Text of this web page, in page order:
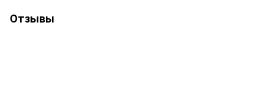
Отзывы